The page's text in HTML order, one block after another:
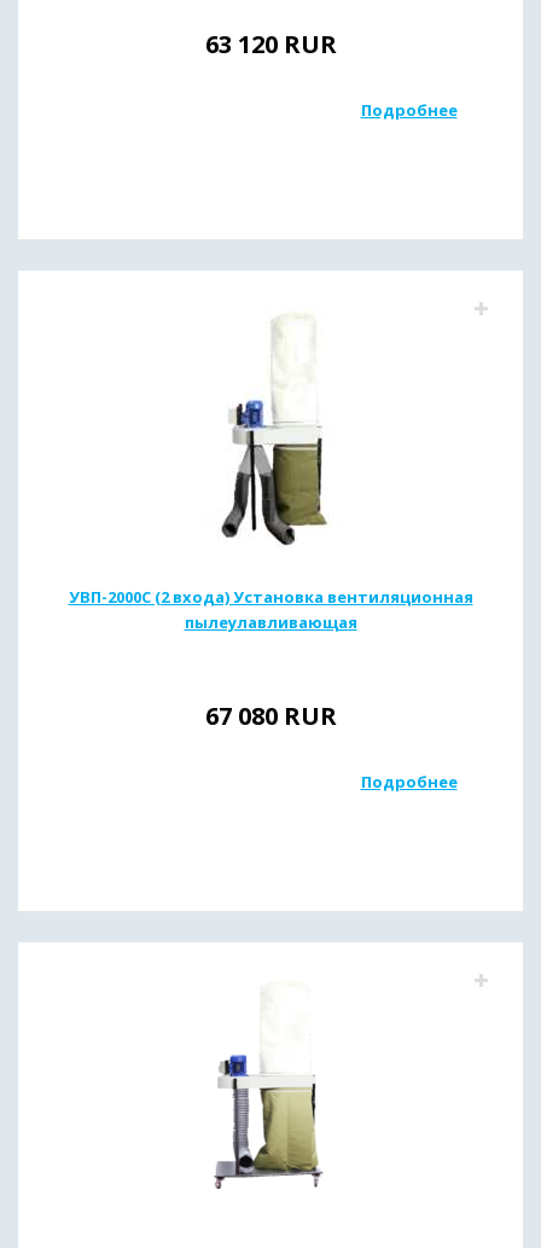
63 120 RUR
Подробнее
УВП-2000С (2 входа) Установка вентиляционная
пылеулавливающая
67 080 RUR
Подробнее